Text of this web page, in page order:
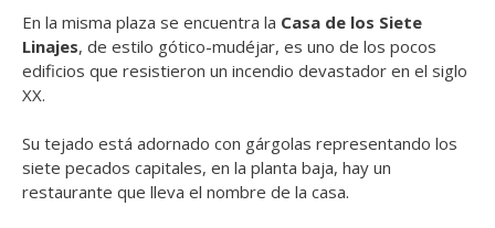
En la misma plaza se encuentra la Casa de los Siete
Linajes, de estilo gótico-mudéjar, es uno de los pocos
edificios que resistieron un incendio devastador en el siglo
XX.
Su tejado está adornado con gárgolas representando los
siete pecados capitales, en la planta baja, hay un
restaurante que lleva el nombre de la casa.